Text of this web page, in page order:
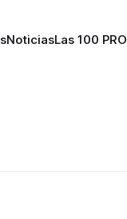
NoticiasLas 100 PRO